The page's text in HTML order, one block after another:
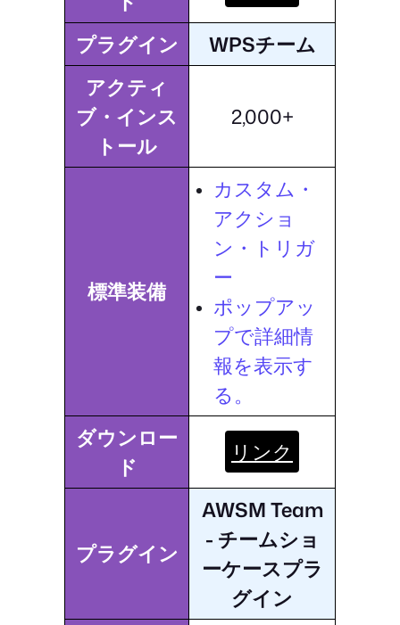
プラグイン
WPSチーム
アクティ
ブ・インス
トール
2,000+
標準装備
カスタム・
アクショ
ン・トリガ
ー
ポップアッ
プで詳細情
報を表示す
る。
ダウンロー
ド
リンク
プラグイン
AWSM Team
- チームショ
ーケースプラ
グイン